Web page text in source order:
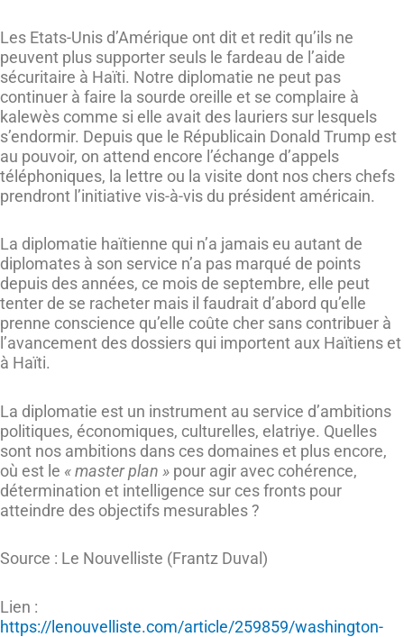
Les Etats-Unis d’Amérique ont dit et redit qu’ils ne
peuvent plus supporter seuls le fardeau de l’aide
sécuritaire à Haïti. Notre diplomatie ne peut pas
continuer à faire la sourde oreille et se complaire à
kalewès comme si elle avait des lauriers sur lesquels
s’endormir. Depuis que le Républicain Donald Trump est
au pouvoir, on attend encore l’échange d’appels
téléphoniques, la lettre ou la visite dont nos chers chefs
prendront l’initiative vis-à-vis du président américain.
La diplomatie haïtienne qui n’a jamais eu autant de
diplomates à son service n’a pas marqué de points
depuis des années, ce mois de septembre, elle peut
tenter de se racheter mais il faudrait d’abord qu’elle
prenne conscience qu’elle coûte cher sans contribuer à
l’avancement des dossiers qui importent aux Haïtiens et
à Haïti.
La diplomatie est un instrument au service d’ambitions
politiques, économiques, culturelles, elatriye. Quelles
sont nos ambitions dans ces domaines et plus encore,
où est le « master plan » pour agir avec cohérence,
détermination et intelligence sur ces fronts pour
atteindre des objectifs mesurables ?
Source : Le Nouvelliste (Frantz Duval)
Lien :
https://lenouvelliste.com/article/259859/washington-